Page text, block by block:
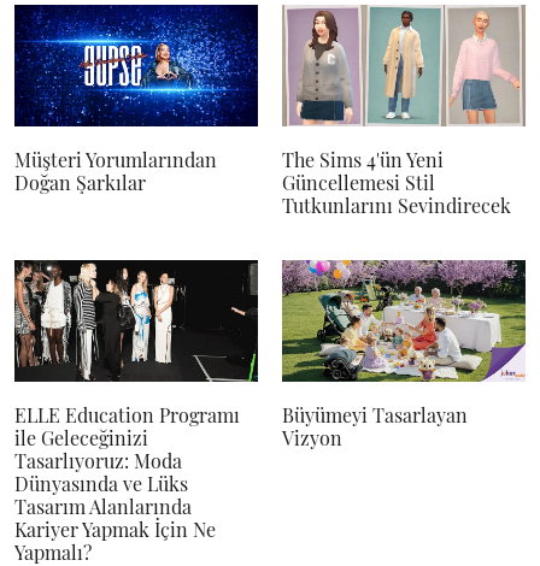
Müşteri Yorumlarından
Doğan Şarkılar
The Sims 4'ün Yeni
Güncellemesi Stil
Tutkunlarını Sevindirecek
ELLE Education Programı
ile Geleceğinizi
Tasarlıyoruz: Moda
Dünyasında ve Lüks
Tasarım Alanlarında
Kariyer Yapmak İçin Ne
Yapmalı?
Büyümeyi Tasarlayan
Vizyon